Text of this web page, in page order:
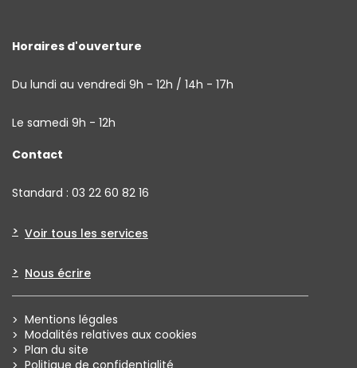
Horaires d'ouverture
Du lundi au vendredi 9h - 12h / 14h - 17h
Le samedi 9h - 12h
Contact
Standard : 03 22 60 82 16
Voir tous les services
Nous écrire
Mentions légales
Modalités relatives aux cookies
Plan du site
Politique de confidentialité